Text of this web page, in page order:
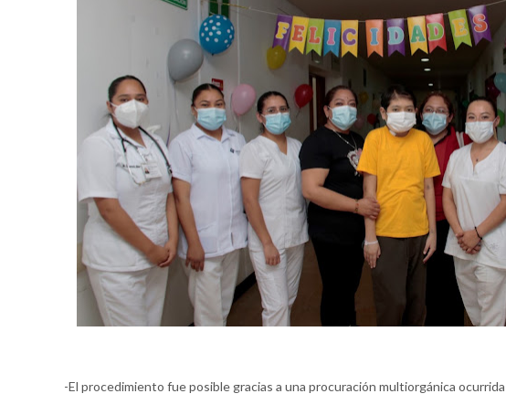
-El procedimiento fue posible gracias a una procuración multiorgánica